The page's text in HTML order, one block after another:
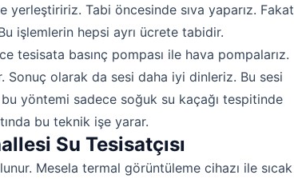
Tabi öncesinde sıva yaparız. Fakat
işlemlerin hepsi ayrı ücrete tabidir.
tesisata basınç pompası ile hava pompalarız.
Sonuç olarak da sesi daha iyi dinleriz. Bu sesi
yöntemi sadece soğuk su kaçağı tespitinde
bu teknik işe yarar.
Su Tesisatçısı
Mesela termal görüntüleme cihazı ile sıcak